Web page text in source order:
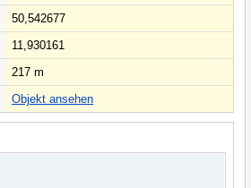
50,542677
11,930161
217 m
Objekt ansehen